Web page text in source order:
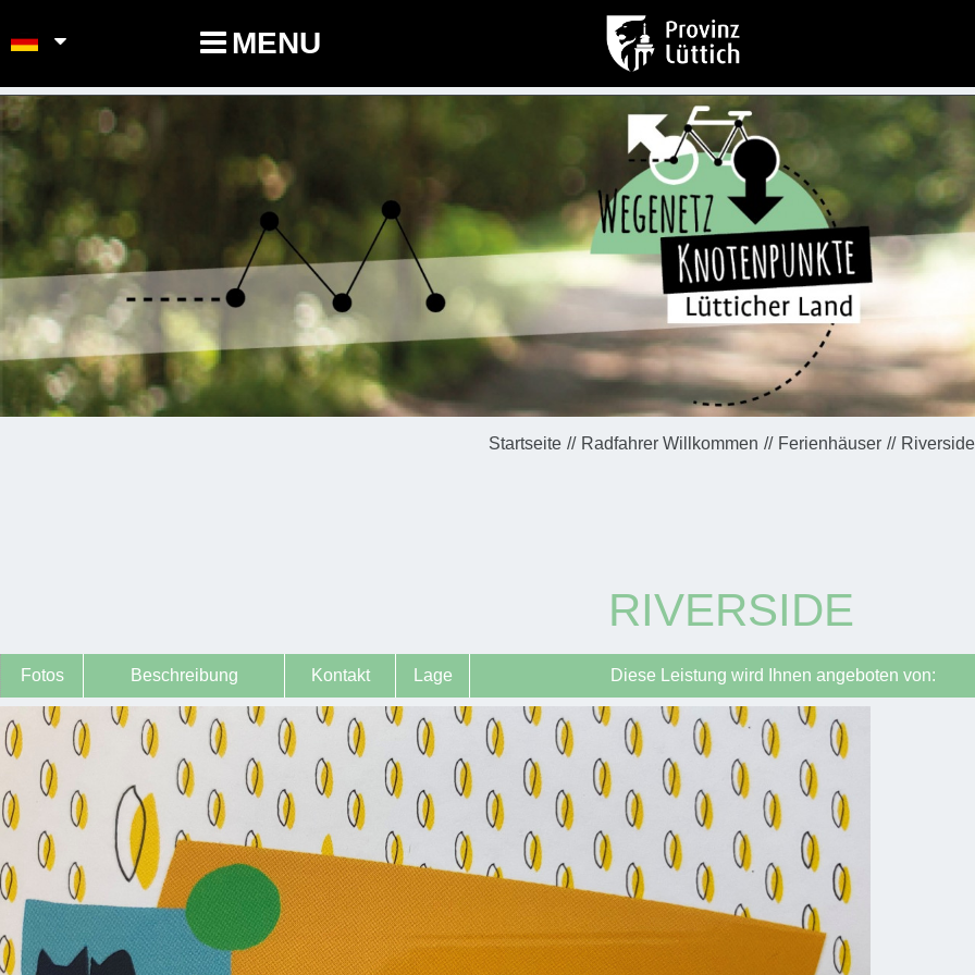
MENU
Startseite Radfahrer Willkommen Ferienhäuser Riverside
RIVERSIDE
Fotos Beschreibung Kontakt Lage Diese Leistung wird Ihnen angeboten von: